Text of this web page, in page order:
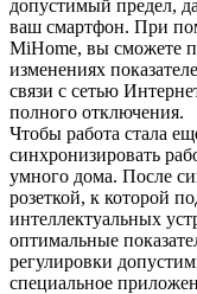
допустимый предел,
ваш смартфон. При
MiHome, вы сможете
изменениях
связи с сетью
полного отключения.
Чтобы работа стала
синхронизировать
умного дома. После
розеткой, к которой
интеллектуальных
оптимальные
регулировки
специальное